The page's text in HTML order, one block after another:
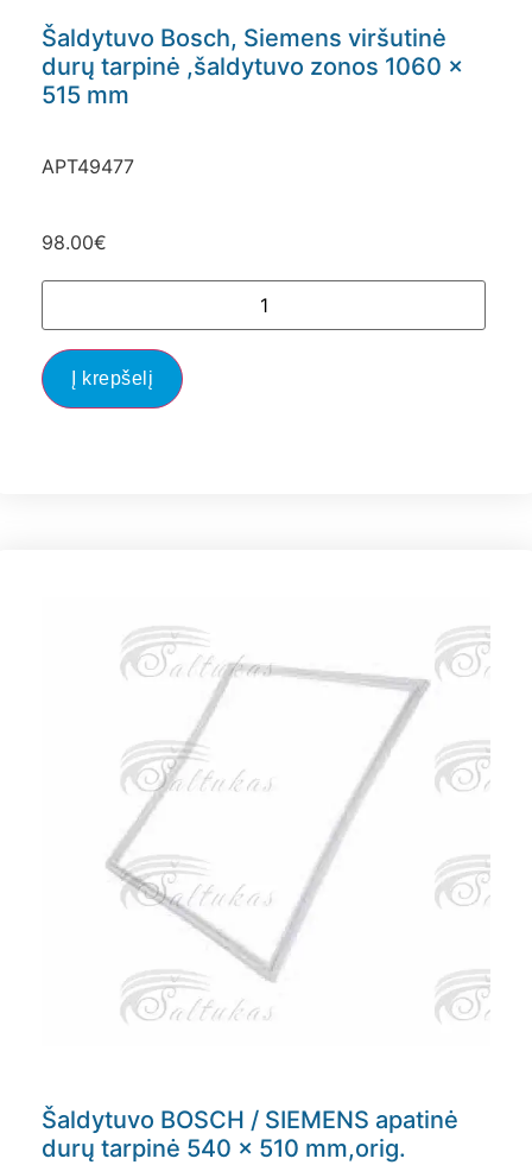
Šaldytuvo Bosch, Siemens viršutinė
durų tarpinė ,šaldytuvo zonos 1060 x
515 mm
APT49477
98.00€
Į krepšelį
Šaldytuvo BOSCH / SIEMENS apatinė
durų tarpinė 540 x 510 mm,orig.